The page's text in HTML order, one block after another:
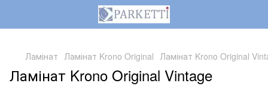
Ламінат Ламінат Krono Original Ламінат Krono Original
Ламінат Krono Original Vintage